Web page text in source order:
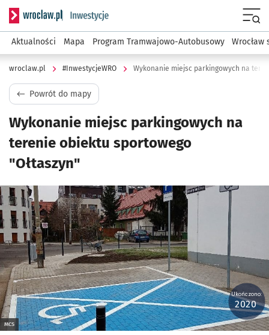
Serwis informacyjny wroclaw.pl podserwis:
Aktualności Mapa Program Tramwajowo-Autobusowy Wrocław
wroclaw.pl #InwestycjeWRO Wykonanie miejsc parkingowych na
Powrót do mapy
Wykonanie miejsc parkingowych na
terenie obiektu sportowego
"Ołtaszyn"
Kliknij, aby powiększyć
MCS
Ukończono:
2020